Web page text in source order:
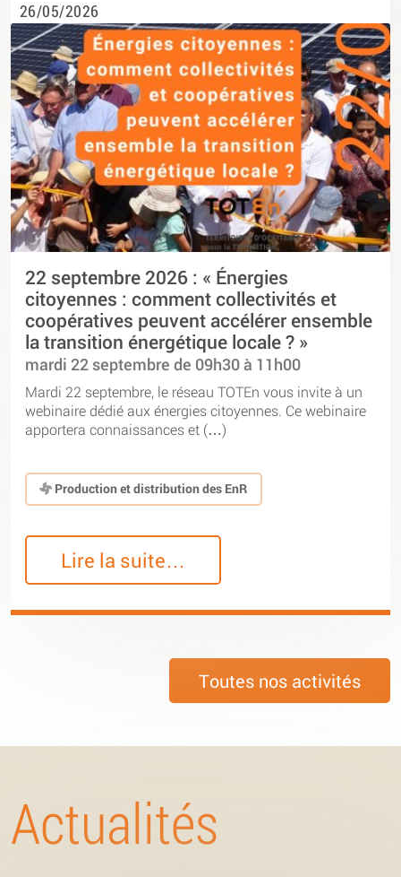
26/05/2026
22 septembre 2026 : « Énergies
citoyennes : comment collectivités et
coopératives peuvent accélérer ensemble
la transition énergétique locale ? »
mardi 22 septembre de 09h30 à 11h00
Mardi 22 septembre, le réseau TOTEn vous invite à un
webinaire dédié aux énergies citoyennes. Ce webinaire
apportera connaissances et (…)
Production et distribution des EnR
Lire la suite…
Toutes nos activités
Actualités